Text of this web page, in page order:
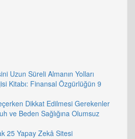
Uzun Süreli Almanın Yolları
Kitabı: Finansal Özgürlüğün 9
Dikkat Edilmesi Gerekenler
ve Beden Sağlığına Olumsuz
25 Yapay Zekâ Sitesi